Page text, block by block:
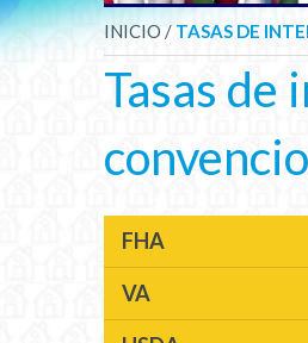
INICIO / TASAS DE
Tasas de
FHA
VA